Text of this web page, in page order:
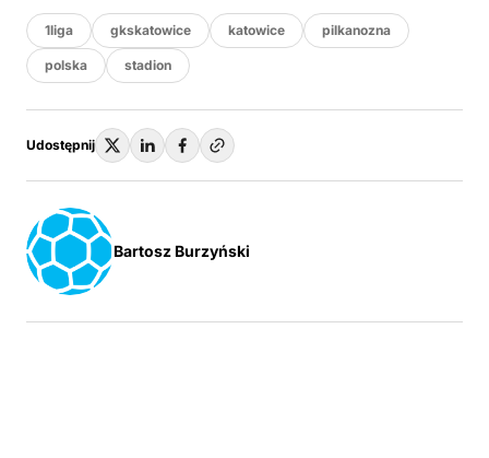
1liga gkskatowice katowice pilkanozna
polska stadion
Udostępnij
Bartosz Burzyński